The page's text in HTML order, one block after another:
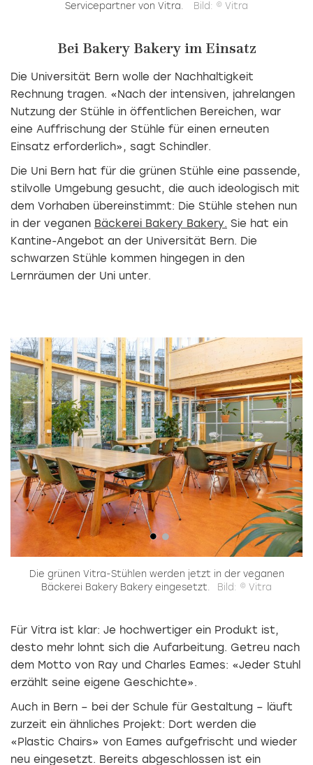
Servicepartner von Vitra.
Bild: © Vitra
Bei Bakery Bakery im Einsatz
Die Universität Bern wolle der Nachhaltigkeit
Rechnung tragen. «Nach der intensiven, jahrelangen
Nutzung der Stühle in öffentlichen Bereichen, war
eine Auffrischung der Stühle für einen erneuten
Einsatz erforderlich», sagt Schindler.
Die Uni Bern hat für die grünen Stühle eine passende,
stilvolle Umgebung gesucht, die auch ideologisch mit
dem Vorhaben übereinstimmt: Die Stühle stehen nun
in der veganen Bäckerei Bakery Bakery. Sie hat ein
Kantine-Angebot an der Universität Bern. Die
schwarzen Stühle kommen hingegen in den
Lernräumen der Uni unter.
Die grünen Vitra-Stühlen werden jetzt in der veganen
Bäckerei Bakery Bakery eingesetzt.
Bild: © Vitra
Für Vitra ist klar: Je hochwertiger ein Produkt ist,
desto mehr lohnt sich die Aufarbeitung. Getreu nach
dem Motto von Ray und Charles Eames: «Jeder Stuhl
erzählt seine eigene Geschichte».
Auch in Bern – bei der Schule für Gestaltung – läuft
zurzeit ein ähnliches Projekt: Dort werden die
«Plastic Chairs» von Eames aufgefrischt und wieder
neu eingesetzt. Bereits abgeschlossen ist ein